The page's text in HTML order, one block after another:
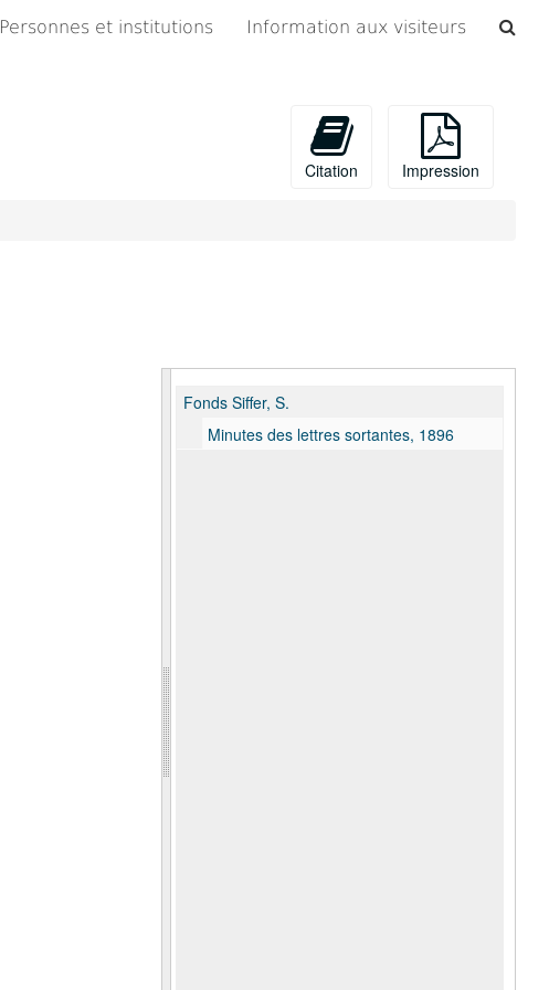
Personnes et institutions Information aux visiteurs
Citation Impression
Fonds Siffer, S.
Minutes des lettres sortantes, 1896